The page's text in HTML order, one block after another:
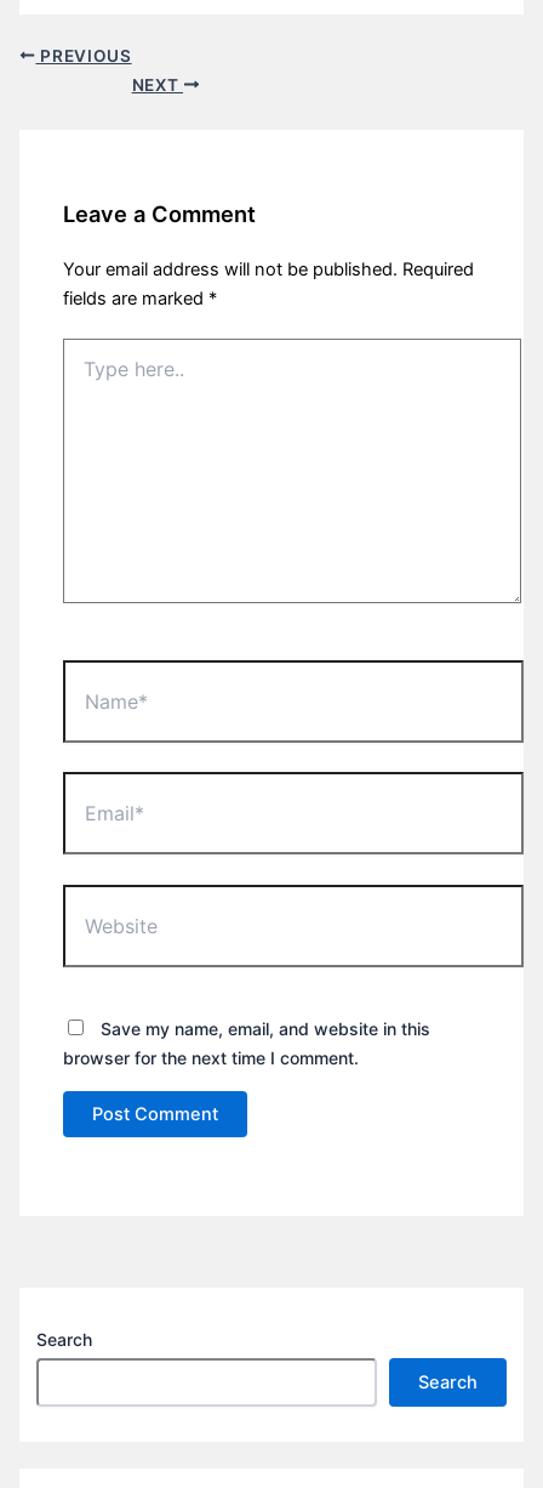
PREVIOUS
NEXT
Leave a Comment
Your email address will not be published. Required
fields are marked *
here..
Save my name, email, and website in this
browser for the next time I comment.
Search
Search